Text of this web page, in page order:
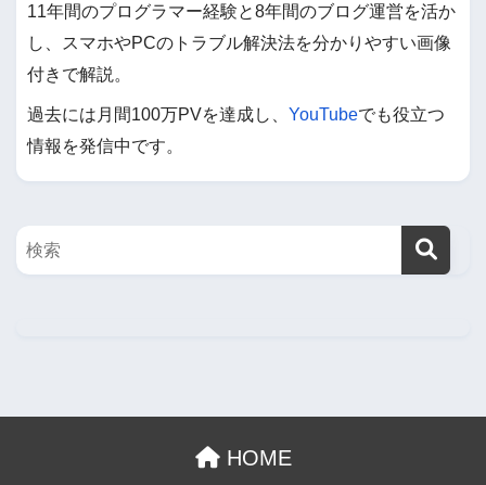
11年間のプログラマー経験と8年間のブログ運営を活か
し、スマホやPCのトラブル解決法を分かりやすい画像
付きで解説。
過去には月間100万PVを達成し、 YouTubeでも役立つ
情報を発信中です。
HOME